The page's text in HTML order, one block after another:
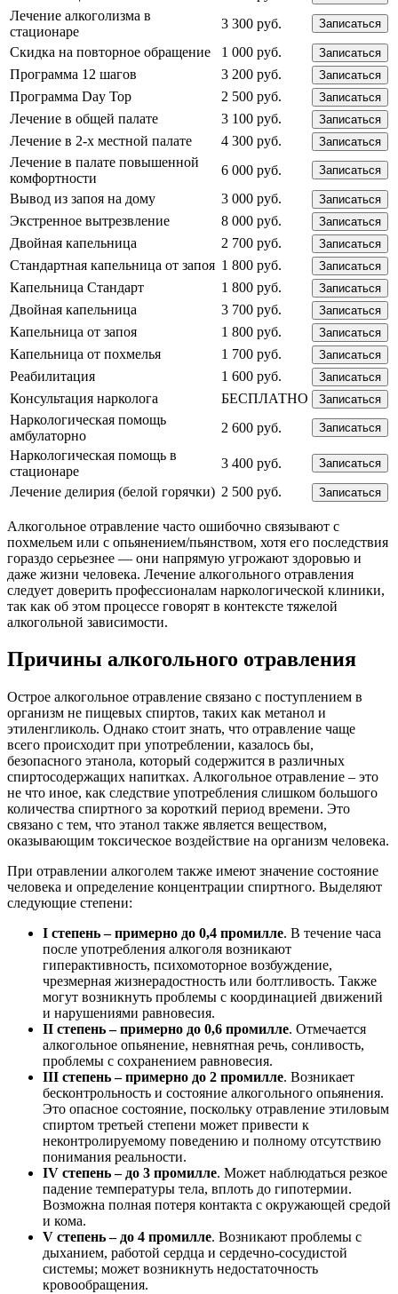
Лечение алкоголизма в
стационаре
3 300 руб. Записаться
Скидка на повторное обращение 1 000 руб. Записаться
Программа 12 шагов 3 200 руб. Записаться
Программа Day Top 2 500 руб. Записаться
Лечение в общей палате 3 100 руб. Записаться
Лечение в 2-х местной палате 4 300 руб. Записаться
Лечение в палате повышенной
комфортности
6 000 руб. Записаться
Вывод из запоя на дому 3 000 руб. Записаться
Экстренное вытрезвление 8 000 руб. Записаться
Двойная капельница 2 700 руб. Записаться
Стандартная капельница от запоя 1 800 руб. Записаться
Капельница Стандарт 1 800 руб. Записаться
Двойная капельница 3 700 руб. Записаться
Капельница от запоя 1 800 руб. Записаться
Капельница от похмелья 1 700 руб. Записаться
Реабилитация 1 600 руб. Записаться
Консультация нарколога БЕСПЛАТНО Записаться
Наркологическая помощь
амбулаторно
2 600 руб. Записаться
Наркологическая помощь в
стационаре
3 400 руб. Записаться
Лечение делирия (белой горячки) 2 500 руб. Записаться
Алкогольное отравление часто ошибочно связывают с
похмельем или с опьянением/пьянством, хотя его последствия
гораздо серьезнее — они напрямую угрожают здоровью и
даже жизни человека. Лечение алкогольного отравления
следует доверить профессионалам наркологической клиники,
так как об этом процессе говорят в контексте тяжелой
алкогольной зависимости.
Причины алкогольного отравления
Острое алкогольное отравление связано с поступлением в
организм не пищевых спиртов, таких как метанол и
этиленгликоль. Однако стоит знать, что отравление чаще
всего происходит при употреблении, казалось бы,
безопасного этанола, который содержится в различных
спиртосодержащих напитках. Алкогольное отравление – это
не что иное, как следствие употребления слишком большого
количества спиртного за короткий период времени. Это
связано с тем, что этанол также является веществом,
оказывающим токсическое воздействие на организм человека.
При отравлении алкоголем также имеют значение состояние
человека и определение концентрации спиртного. Выделяют
следующие степени:
I степень – примерно до 0,4 промилле. В течение часа
после употребления алкоголя возникают
гиперактивность, психомоторное возбуждение,
чрезмерная жизнерадостность или болтливость. Также
могут возникнуть проблемы с координацией движений
и нарушениями равновесия.
II степень – примерно до 0,6 промилле. Отмечается
алкогольное опьянение, невнятная речь, сонливость,
проблемы с сохранением равновесия.
III степень – примерно до 2 промилле. Возникает
бесконтрольность и состояние алкогольного опьянения.
Это опасное состояние, поскольку отравление этиловым
спиртом третьей степени может привести к
неконтролируемому поведению и полному отсутствию
понимания реальности.
IV степень – до 3 промилле. Может наблюдаться резкое
падение температуры тела, вплоть до гипотермии.
Возможна полная потеря контакта с окружающей средой
и кома.
V степень – до 4 промилле. Возникают проблемы с
дыханием, работой сердца и сердечно-сосудистой
системы; может возникнуть недостаточность
кровообращения.